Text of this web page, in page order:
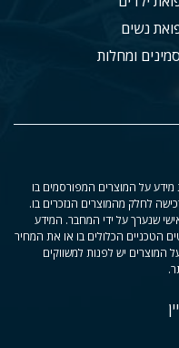
נשים
ומחלות
על המוצרים המפורסמים בו
לחלק מהמוצרים הנזכרים בו.
שנערך על ידי המחבר. המידע
הטכניים הכלולים בו או את המחיר
המוצרים יש לפנות למשווקים